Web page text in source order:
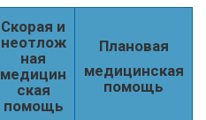
Скорая и
неотлож
ная
медицин
ская
помощь
Плановая
медицинская
помощь